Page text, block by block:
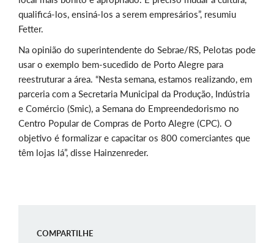
qualificá-los, ensiná-los a serem empresários”, resumiu
Fetter.
Na opinião do superintendente do Sebrae/RS, Pelotas pode
usar o exemplo bem-sucedido de Porto Alegre para
reestruturar a área. “Nesta semana, estamos realizando, em
parceria com a Secretaria Municipal da Produção, Indústria
e Comércio (Smic), a Semana do Empreendedorismo no
Centro Popular de Compras de Porto Alegre (CPC). O
objetivo é formalizar e capacitar os 800 comerciantes que
têm lojas lá”, disse Hainzenreder.
COMPARTILHE